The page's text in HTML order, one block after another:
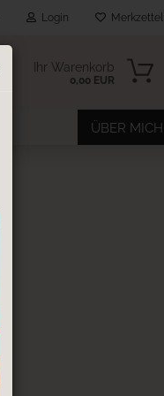
Login Merkzettel
Ihr Warenkorb
0,00 EUR
ÜBER MICH